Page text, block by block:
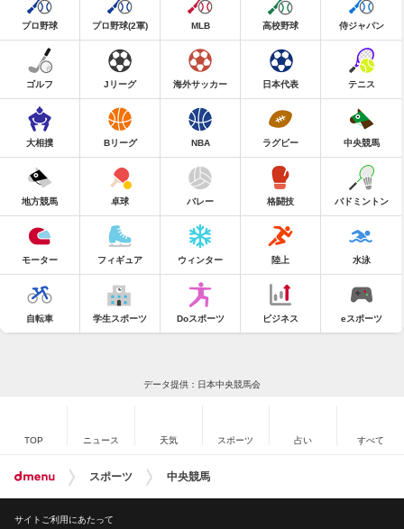
プロ野球 プロ野球(2軍) MLB 高校野球 侍ジャパン
ゴルフ Jリーグ 海外サッカー 日本代表 テニス
大相撲 Bリーグ NBA ラグビー 中央競馬
地方競馬 卓球 バレー 格闘技 バドミントン
モーター フィギュア ウィンター 陸上 水泳
自転車 学生スポーツ Doスポーツ ビジネス eスポーツ
データ提供：日本中央競馬会
TOP ニュース 天気 スポーツ 占い すべて
スポーツ 中央競馬
サイトご利用にあたって